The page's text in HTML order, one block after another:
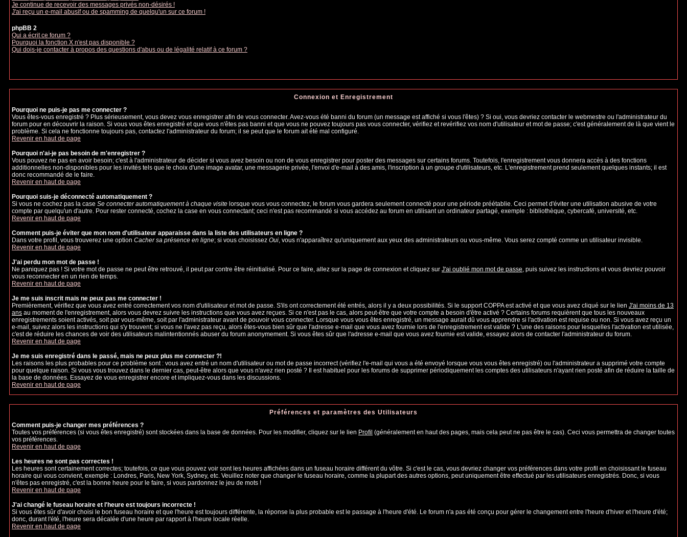
Je continue de recevoir des messages privés non-désirés !
J'ai reçu un e-mail abusif ou de spamming de quelqu'un sur ce forum !
phpBB 2
Qui a écrit ce forum ?
Pourquoi la fonction X n'est pas disponible ?
Qui dois-je contacter à propos des questions d'abus ou de légalité relatif à ce forum ?
Connexion et Enregistrement
Pourquoi ne puis-je pas me connecter ?
Vous êtes-vous enregistré ? Plus sérieusement, vous devez vous enregistrer afin de vous connecter. Avez-vous été banni du forum (un message est affiché si vous l'êtes) ? Si oui, vous devriez contacter le webmestre ou l'administrateur du
forum pour en découvrir la raison. Si vous vous êtes enregistré et que vous n'êtes pas banni et que vous ne pouvez toujours pas vous connecter, vérifiez et revérifiez vos nom d'utilisateur et mot de passe; c'est généralement de là que vient le
problème. Si cela ne fonctionne toujours pas, contactez l'administrateur du forum; il se peut que le forum ait été mal configuré.
Revenir en haut de page
Pourquoi n'ai-je pas besoin de m'enregistrer ?
Vous pouvez ne pas en avoir besoin; c'est à l'administrateur de décider si vous avez besoin ou non de vous enregistrer pour poster des messages sur certains forums. Toutefois, l'enregistrement vous donnera accès à des fonctions
additionnelles non-disponibles pour les invités tels que le choix d'une image avatar, une messagerie privée, l'envoi d'e-mail à des amis, l'inscription à un groupe d'utilisateurs, etc. L'enregistrement prend seulement quelques instants; il est
donc recommandé de le faire.
Revenir en haut de page
Pourquoi suis-je déconnecté automatiquement ?
Si vous ne cochez pas la case Se connecter automatiquement à chaque visite lorsque vous vous connectez, le forum vous gardera seulement connecté pour une période préétablie. Ceci permet d'éviter une utilisation abusive de votre
compte par quelqu'un d'autre. Pour rester connecté, cochez la case en vous connectant; ceci n'est pas recommandé si vous accédez au forum en utilisant un ordinateur partagé, exemple : bibliothèque, cybercafé, université, etc.
Revenir en haut de page
Comment puis-je éviter que mon nom d'utilisateur apparaisse dans la liste des utilisateurs en ligne ?
Dans votre profil, vous trouverez une option Cacher sa présence en ligne; si vous choisissez Oui, vous n'apparaîtrez qu'uniquement aux yeux des administrateurs ou vous-même. Vous serez compté comme un utilisateur invisible.
Revenir en haut de page
J'ai perdu mon mot de passe !
Ne paniquez pas ! Si votre mot de passe ne peut être retrouvé, il peut par contre être réinitialisé. Pour ce faire, allez sur la page de connexion et cliquez sur J'ai oublié mon mot de passe, puis suivez les instructions et vous devriez pouvoir
vous reconnecter en un rien de temps.
Revenir en haut de page
Je me suis inscrit mais ne peux pas me connecter !
Premièrement, vérifiez que vous avez entré correctement vos nom d'utilisateur et mot de passe. S'ils ont correctement été entrés, alors il y a deux possibilités. Si le support COPPA est activé et que vous avez cliqué sur le lien J'ai moins de 13
ans au moment de l'enregistrement, alors vous devrez suivre les instructions que vous avez reçues. Si ce n'est pas le cas, alors peut-être que votre compte a besoin d'être activé ? Certains forums requièrent que tous les nouveaux
enregistrements soient activés, soit par vous-même, soit par l'administrateur avant de pouvoir vous connecter. Lorsque vous vous êtes enregistré, un message aurait dû vous apprendre si l'activation est requise ou non. Si vous avez reçu un
e-mail, suivez alors les instructions qui s'y trouvent; si vous ne l'avez pas reçu, alors êtes-vous bien sûr que l'adresse e-mail que vous avez fournie lors de l'enregistrement est valide ? L'une des raisons pour lesquelles l'activation est utilisée,
c'est de réduire les chances de voir des utilisateurs malintentionnés abuser du forum anonymement. Si vous êtes sûr que l'adresse e-mail que vous avez fournie est valide, essayez alors de contacter l'administrateur du forum.
Revenir en haut de page
Je me suis enregistré dans le passé, mais ne peux plus me connecter ?!
Les raisons les plus probables pour ce problème sont : vous avez entré un nom d'utilisateur ou mot de passe incorrect (vérifiez l'e-mail qui vous a été envoyé lorsque vous vous êtes enregistré) ou l'administrateur a supprimé votre compte
pour quelque raison. Si vous vous trouvez dans le dernier cas, peut-être alors que vous n'avez rien posté ? Il est habituel pour les forums de supprimer périodiquement les comptes des utilisateurs n'ayant rien posté afin de réduire la taille de
la base de données. Essayez de vous enregistrer encore et impliquez-vous dans les discussions.
Revenir en haut de page
Préférences et paramètres des Utilisateurs
Comment puis-je changer mes préférences ?
Toutes vos préférences (si vous êtes enregistré) sont stockées dans la base de données. Pour les modifier, cliquez sur le lien Profil (généralement en haut des pages, mais cela peut ne pas être le cas). Ceci vous permettra de changer toutes
vos préférences.
Revenir en haut de page
Les heures ne sont pas correctes !
Les heures sont certainement correctes; toutefois, ce que vous pouvez voir sont les heures affichées dans un fuseau horaire différent du vôtre. Si c'est le cas, vous devriez changer vos préférences dans votre profil en choisissant le fuseau
horaire qui vous convient, exemple : Londres, Paris, New York, Sydney, etc. Veuillez noter que changer le fuseau horaire, comme la plupart des autres options, peut uniquement être effectué par les utilisateurs enregistrés. Donc, si vous
n'êtes pas enregistré, c'est la bonne heure pour le faire, si vous pardonnez le jeu de mots !
Revenir en haut de page
J'ai changé le fuseau horaire et l'heure est toujours incorrecte !
Si vous êtes sûr d'avoir choisi le bon fuseau horaire et que l'heure est toujours différente, la réponse la plus probable est le passage à l'heure d'été. Le forum n'a pas été conçu pour gérer le changement entre l'heure d'hiver et l'heure d'été;
donc, durant l'été, l'heure sera décalée d'une heure par rapport à l'heure locale réelle.
Revenir en haut de page